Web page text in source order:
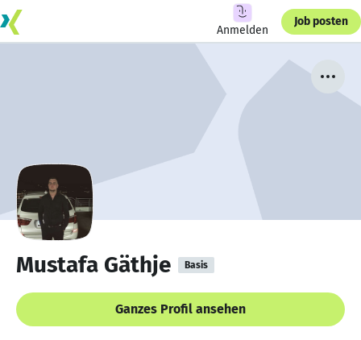
Anmelden
Job posten
Mustafa Gäthje Basis
Ganzes Profil ansehen